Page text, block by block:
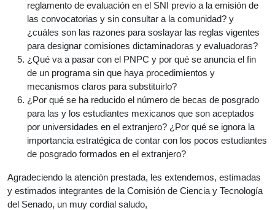
reglamento de evaluación en el SNI previo a la emisión de
las convocatorias y sin consultar a la comunidad? y
¿cuáles son las razones para soslayar las reglas vigentes
para designar comisiones dictaminadoras y evaluadoras?
¿Qué va a pasar con el PNPC y por qué se anuncia el fin
de un programa sin que haya procedimientos y
mecanismos claros para substituirlo?
¿Por qué se ha reducido el número de becas de posgrado
para las y los estudiantes mexicanos que son aceptados
por universidades en el extranjero? ¿Por qué se ignora la
importancia estratégica de contar con los pocos estudiantes
de posgrado formados en el extranjero?
Agradeciendo la atención prestada, les extendemos, estimadas
y estimados integrantes de la Comisión de Ciencia y Tecnología
del Senado, un muy cordial saludo,